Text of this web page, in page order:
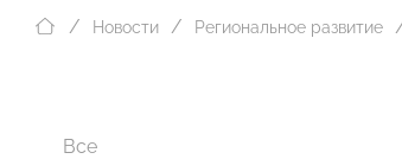
Новости Региональное развитие
Все